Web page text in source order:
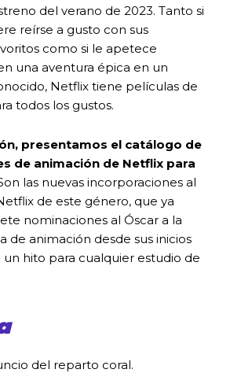
del verano de 2023. Tanto si
reírse a gusto con sus
como si le apetece
una aventura épica en un
Netflix tiene películas de
todos los gustos.
presentamos el catálogo de
de animación de Netflix para
las nuevas incorporaciones al
de este género, que ya
nominaciones al Óscar a la
de animación desde sus inicios
un hito para cualquier estudio de
del reparto coral.